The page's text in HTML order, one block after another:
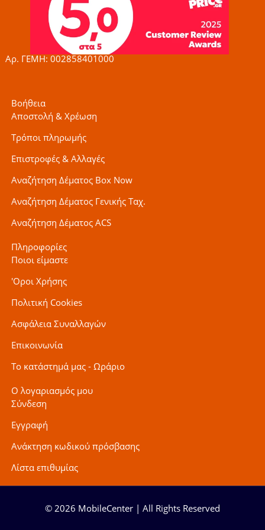
g
r
a
m
e
r
Αρ. ΓΕΜΗ: 002858401000
Βοήθεια
Αποστολή & Χρέωση
Τρόποι πληρωμής
Επιστροφές & Αλλαγές
Αναζήτηση Δέματος Box Now
Αναζήτηση Δέματος Γενικής Ταχ.
Αναζήτηση Δέματος ACS
Πληροφορίες
Ποιοι είμαστε
'Οροι Χρήσης
Πολιτική Cookies
Ασφάλεια Συναλλαγών
Επικοινωνία
Το κατάστημά μας - Ωράριο
Ο λογαριασμός μου
Σύνδεση
Εγγραφή
Ανάκτηση κωδικού πρόσβασης
Λίστα επιθυμίας
© 2026 MobileCenter | All Rights Reserved